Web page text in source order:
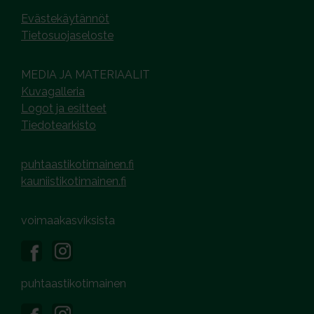
Evästekäytännöt
Tietosuojaseloste
MEDIA JA MATERIAALIT
Kuvagalleria
Logot ja esitteet
Tiedotearkisto
puhtaastikotimainen.fi
kauniistikotimainen.fi
voimaakasviksista
puhtaastikotimainen